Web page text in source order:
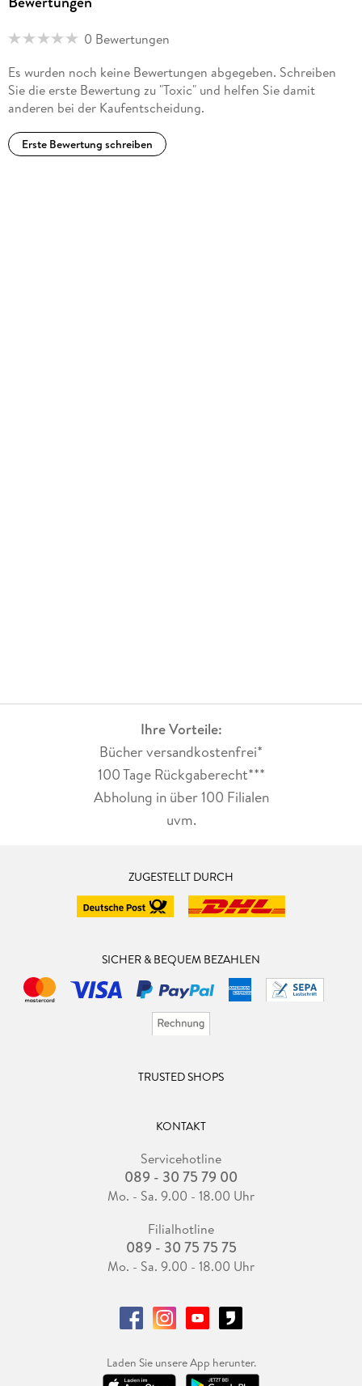
0 Bewertungen
Es wurden noch keine Bewertungen abgegeben. Schreiben
Sie die erste Bewertung zu "Toxic" und helfen Sie damit
anderen bei der Kaufentscheidung.
Erste Bewertung schreiben
Ihre Vorteile:
Bücher versandkostenfrei*
100 Tage Rückgaberecht***
Abholung in über 100 Filialen
uvm.
ZUGESTELLT DURCH
SICHER & BEQUEM BEZAHLEN
TRUSTED SHOPS
KONTAKT
Servicehotline
089 - 30 75 79 00
Mo. - Sa. 9.00 - 18.00 Uhr
Filialhotline
089 - 30 75 75 75
Mo. - Sa. 9.00 - 18.00 Uhr
Laden Sie unsere App herunter.